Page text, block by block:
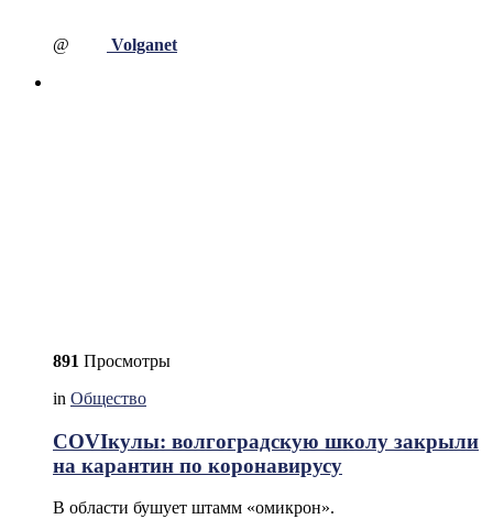
@ Volganet
891 Просмотры
in Общество
COVIкулы: волгоградскую школу закрыли
на карантин по коронавирусу
В области бушует штамм «омикрон».